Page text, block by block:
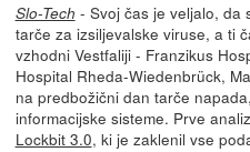
Slo-Tech - Svoj čas je veljalo, da
tarče za izsiljevalske viruse, a ti
vzhodni Vestfaliji - Franzikus
Hospital Rheda-Wiedenbrück,
na predbožični dan tarče
informacijske sisteme. Prve
Lockbit 3.0, ki je zaklenil vse